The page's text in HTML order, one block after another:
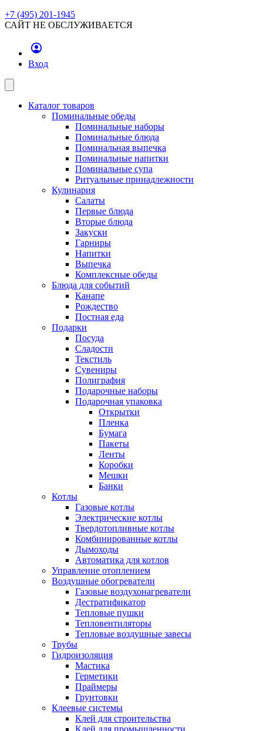
+7 (495) 201-1945
САЙТ НЕ ОБСЛУЖИВАЕТСЯ
Вход
Каталог товаров
Поминальные обеды
Поминальные наборы
Поминальные блюда
Поминальная выпечка
Поминальные напитки
Поминальные супа
Ритуальные принадлежности
Кулинария
Салаты
Первые блюда
Вторые блюда
Закуски
Гарниры
Напитки
Выпечка
Комплексные обеды
Блюда для событий
Канапе
Рождество
Постная еда
Подарки
Посуда
Сладости
Текстиль
Сувениры
Полиграфия
Подарочные наборы
Подарочная упаковка
Открытки
Пленка
Бумага
Пакеты
Ленты
Коробки
Мешки
Банки
Котлы
Газовые котлы
Электрические котлы
Твердотопливные котлы
Комбинированные котлы
Дымоходы
Автоматика для котлов
Управление отоплением
Воздушные обогреватели
Газовые воздухонагреватели
Дестратификатор
Тепловые пушки
Тепловентиляторы
Тепловые воздушные завесы
Трубы
Гидроизоляция
Мастика
Герметики
Праймеры
Грунтовки
Клеевые системы
Клей для строительства
Клей для промышленности